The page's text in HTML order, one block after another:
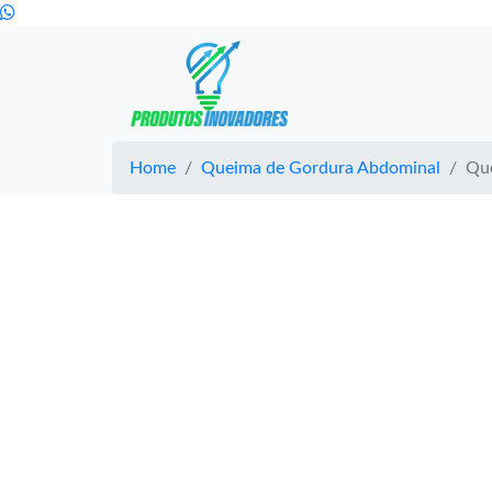
Home Queima de Gordura Abdominal